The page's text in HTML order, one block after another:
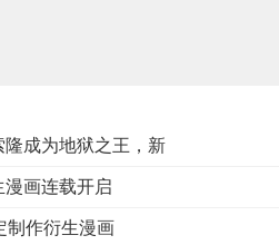
隆成为地狱之王，新
漫画连载开启
制作衍生漫画